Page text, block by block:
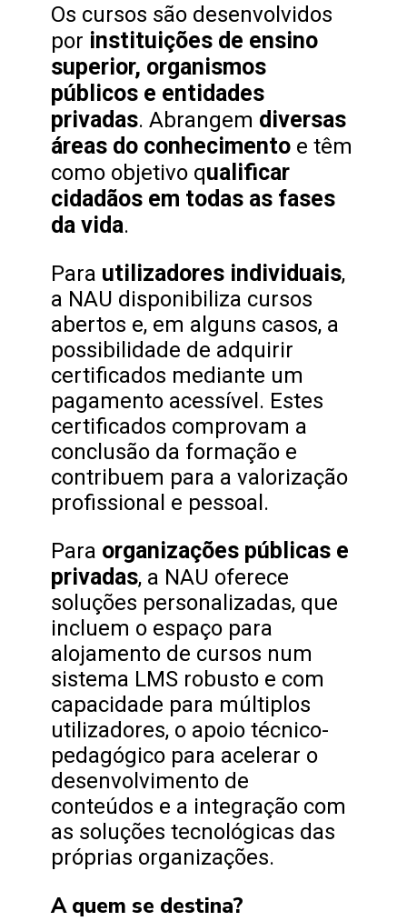
Os cursos são desenvolvidos
por instituições de ensino
superior, organismos
públicos e entidades
privadas. Abrangem diversas
áreas do conhecimento e têm
como objetivo qualificar
cidadãos em todas as fases
da vida.
Para utilizadores individuais,
a NAU disponibiliza cursos
abertos e, em alguns casos, a
possibilidade de adquirir
certificados mediante um
pagamento acessível. Estes
certificados comprovam a
conclusão da formação e
contribuem para a valorização
profissional e pessoal.
Para organizações públicas e
privadas, a NAU oferece
soluções personalizadas, que
incluem o espaço para
alojamento de cursos num
sistema LMS robusto e com
capacidade para múltiplos
utilizadores, o apoio técnico-
pedagógico para acelerar o
desenvolvimento de
conteúdos e a integração com
as soluções tecnológicas das
próprias organizações.
A quem se destina?